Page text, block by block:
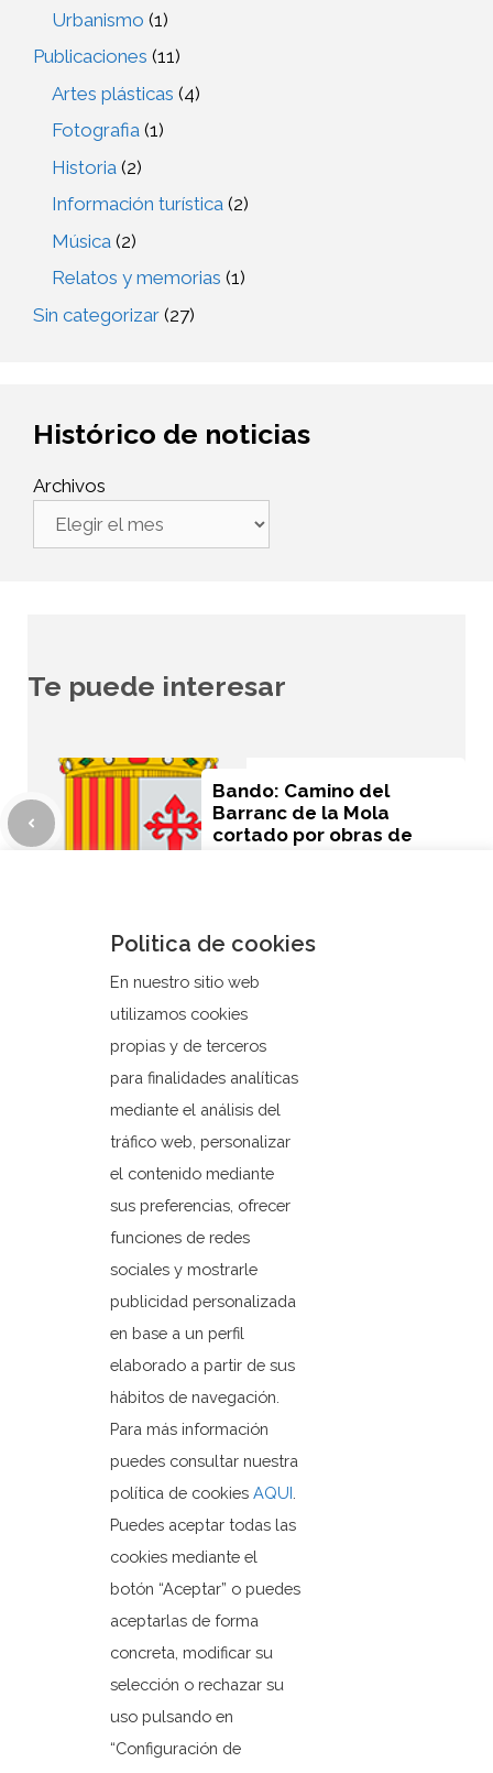
Urbanismo (1)
Publicaciones (11)
Artes plásticas (4)
Fotografia (1)
Historia (2)
Información turística (2)
Música (2)
Relatos y memorias (1)
Sin categorizar (27)
Histórico de noticias
Archivos
Te puede interesar
Bando: Camino del
Barranc de la Mola
cortado por obras de
natación en la piscina
Ayuntamiento de Orxeta
Plaza Dr. Ferrándiz, 1
03579 Orxeta, Alicante.
+3496 685 50 80
ajuntament@orxeta.es
Política de Privacidad
Política de cookies
Politica de cookies
En nuestro sitio web
utilizamos cookies
propias y de terceros
para finalidades analíticas
mediante el análisis del
tráfico web, personalizar
el contenido mediante
sus preferencias, ofrecer
funciones de redes
sociales y mostrarle
publicidad personalizada
en base a un perfil
elaborado a partir de sus
hábitos de navegación.
Para más información
puedes consultar nuestra
política de cookies AQUI
Puedes aceptar todas las
cookies mediante el
botón “Aceptar” o puedes
aceptarlas de forma
concreta, modificar su
selección o rechazar su
uso pulsando en
“Configuración de